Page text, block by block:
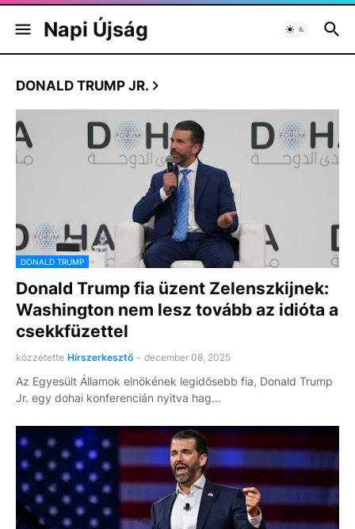
Napi Újság
DONALD TRUMP JR.
DONALD TRUMP
Donald Trump fia üzent Zelenszkijnek:
Washington nem lesz tovább az idióta a
csekkfüzettel
közzétette Hírszerkesztő - december 08, 2025
Az Egyesült Államok elnökének legidősebb fia, Donald Trump
Jr. egy dohai konferencián nyitva hag…